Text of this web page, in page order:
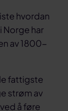
hvordan
Norge har
av 1800-
fattigste
strøm av
å føre